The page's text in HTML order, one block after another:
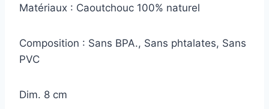
Matériaux : Caoutchouc 100% naturel
Composition : Sans BPA., Sans phtalates, Sans
PVC
Dim. 8 cm